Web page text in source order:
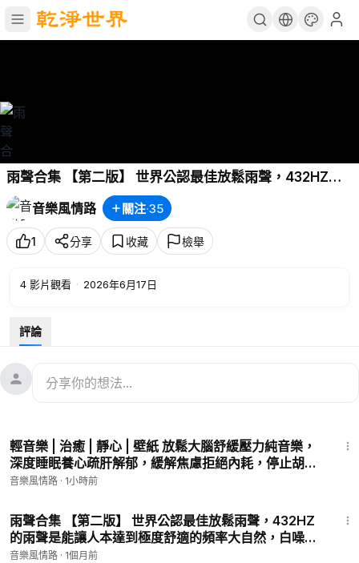
雨聲合集 【第二版】 世界公認最佳放鬆雨聲，432HZ的
雨聲是能讓人本達到極度舒適的頻率，白噪音，聆聽大自
然，睡眠，助眠，下雨天窗外雨聲，學習，冥想放空，解
壓，遠離抑鬱
音樂風情路 關注·35
1 分享 收藏 檢舉
4 影片觀看 · 2026年6月17日
評論
輕音樂 | 治癒 | 靜心 | 壁紙 放鬆大腦舒緩壓力純音樂，
深度睡眠養心疏肝解郁，緩解焦慮拒絕內耗，停止胡思
亂想，學習閱讀背景音，心情愉悅治癒音頻，深度解壓
音樂風情路 · 1小時前
雨聲合集 【第二版】 世界公認最佳放鬆雨聲，432HZ
的雨聲是能讓人本達到極度舒適的頻率大自然，白噪
音，沉浸式放鬆，治癒系 人間煙火，一雨清歡，沉浸式
音樂風情路 · 1個月前